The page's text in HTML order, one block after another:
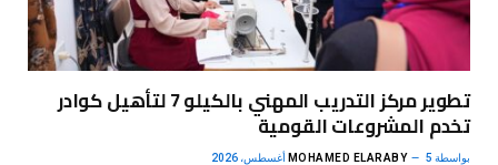
تطوير مركز التدريب المهني بالكيلو 7 لتأهيل كوادر
تخدم المشروعات القومية
بواسطة MOHAMED ELARABY 5 أغسطس، 2026